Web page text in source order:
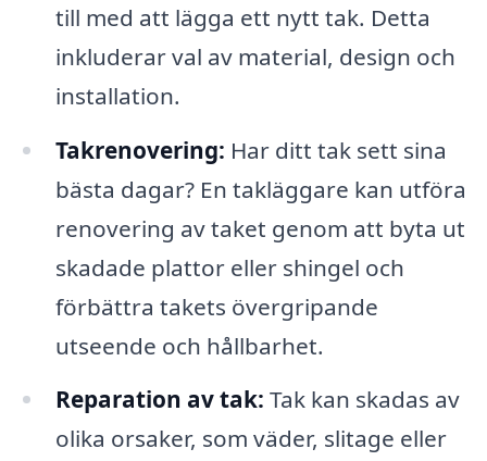
till med att lägga ett nytt tak. Detta
inkluderar val av material, design och
installation.
Takrenovering: Har ditt tak sett sina
bästa dagar? En takläggare kan utföra
renovering av taket genom att byta ut
skadade plattor eller shingel och
förbättra takets övergripande
utseende och hållbarhet.
Reparation av tak: Tak kan skadas av
olika orsaker, som väder, slitage eller